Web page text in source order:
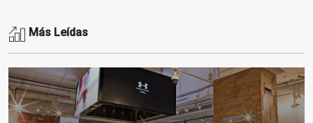
Más Leídas